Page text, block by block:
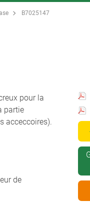
B7025147
pour la
partie
acceccoires).
de